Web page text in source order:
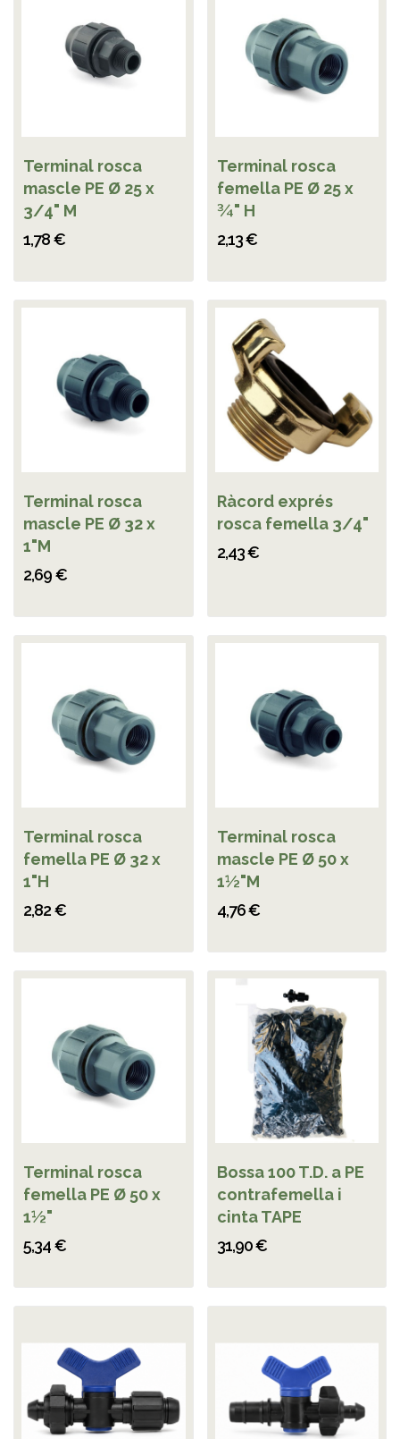
Terminal rosca
mascle PE Ø 25 x
3/4" M
1,78 €
Terminal rosca
femella PE Ø 25 x
¾" H
2,13 €
Terminal rosca
mascle PE Ø 32 x
1"M
2,69 €
Ràcord exprés
rosca femella 3/4"
2,43 €
Terminal rosca
femella PE Ø 32 x
1"H
2,82 €
Terminal rosca
mascle PE Ø 50 x
1½"M
4,76 €
Terminal rosca
femella PE Ø 50 x
1½"
5,34 €
Bossa 100 T.D. a PE
contrafemella i
cinta TAPE
31,90 €